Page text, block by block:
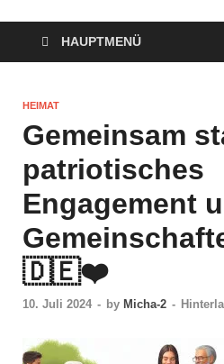
HAUPTMENÜ
HEIMAT
Gemeinsam
patriotisches
Engagement
🇩🇪❤️
10. Juli 2024 - by Micha-2 -